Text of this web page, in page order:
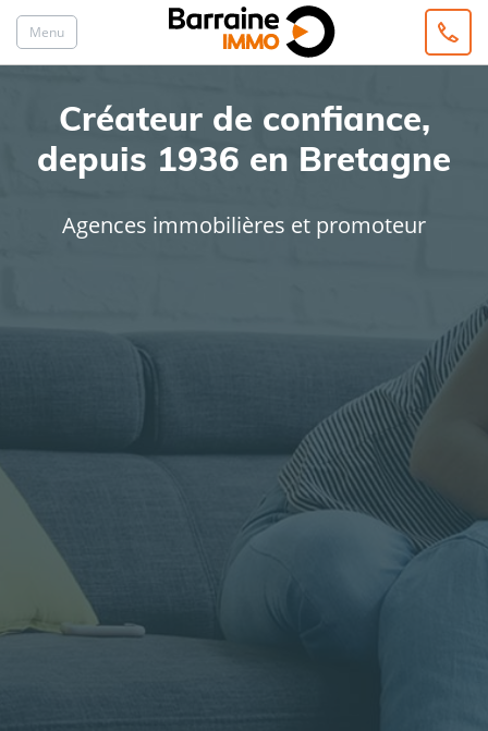
Menu
Créateur de confiance,
depuis 1936 en Bretagne
Agences immobilières et promoteur
Rayon